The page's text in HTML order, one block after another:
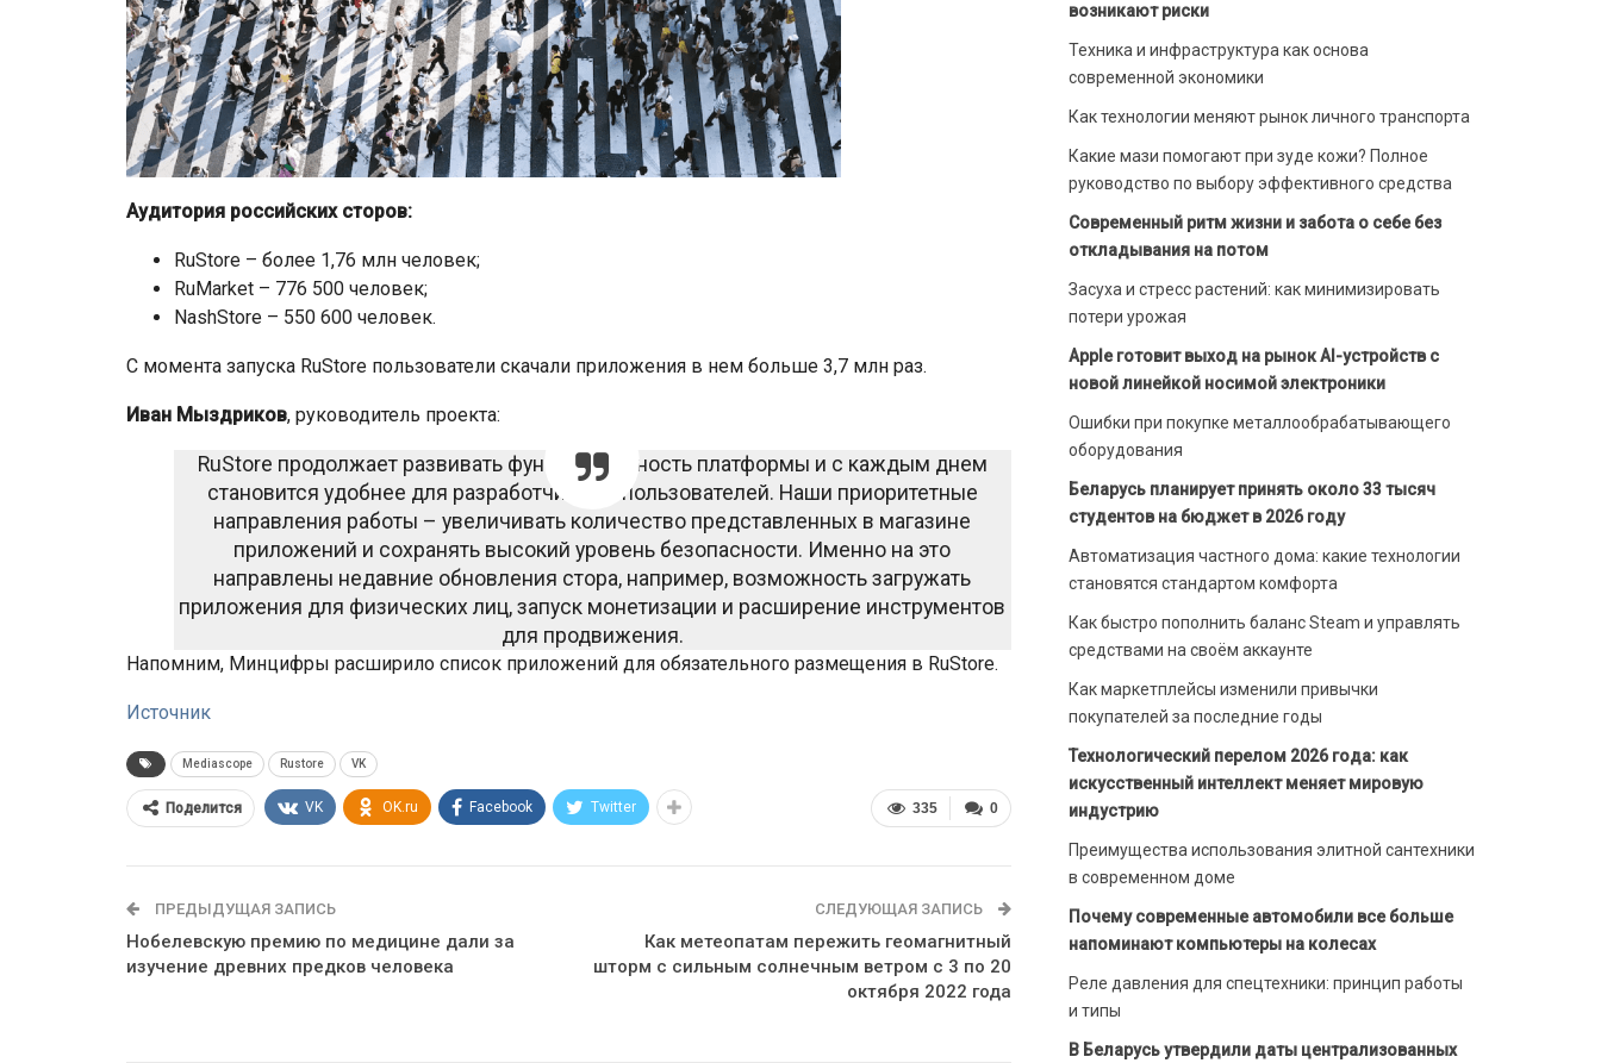
Аудитория российских сторов:
RuStore – более 1,76 млн человек;
RuMarket – 776 500 человек;
NashStore – 550 600 человек.
С момента запуска RuStore пользователи скачали приложения в нем больше 3,7 млн раз.
Иван Мыздриков, руководитель проекта:
RuStore продолжает развивать функциональность платформы и с каждым днем
становится удобнее для разработчиков и пользователей. Наши приоритетные
направления работы – увеличивать количество представленных в магазине
приложений и сохранять высокий уровень безопасности. Именно на это
направлены недавние обновления стора, например, возможность загружать
приложения для физических лиц, запуск монетизации и расширение инструментов
для продвижения.
Напомним, Минцифры расширило список приложений для обязательного размещения в RuStore.
Источник
Mediascope Rustore VK
0
335
Поделится VK OK.ru Facebook Twitter
ПРЕДЫДУЩАЯ ЗАПИСЬ
Нобелевскую премию по медицине дали за
изучение древних предков человека
СЛЕДУЮЩАЯ ЗАПИСЬ
Как метеопатам пережить геомагнитный
шторм с сильным солнечным ветром с 3 по 20
октября 2022 года
возникают риски
Техника и инфраструктура как основа
современной экономики
Как технологии меняют рынок личного транспорта
Какие мази помогают при зуде кожи? Полное
руководство по выбору эффективного средства
Современный ритм жизни и забота о себе без
откладывания на потом
Засуха и стресс растений: как минимизировать
потери урожая
Apple готовит выход на рынок AI-устройств с
новой линейкой носимой электроники
Ошибки при покупке металлообрабатывающего
оборудования
Беларусь планирует принять около 33 тысяч
студентов на бюджет в 2026 году
Автоматизация частного дома: какие технологии
становятся стандартом комфорта
Как быстро пополнить баланс Steam и управлять
средствами на своём аккаунте
Как маркетплейсы изменили привычки
покупателей за последние годы
Технологический перелом 2026 года: как
искусственный интеллект меняет мировую
индустрию
Преимущества использования элитной сантехники
в современном доме
Почему современные автомобили все больше
напоминают компьютеры на колесах
Реле давления для спецтехники: принцип работы
и типы
В Беларусь утвердили даты централизованных